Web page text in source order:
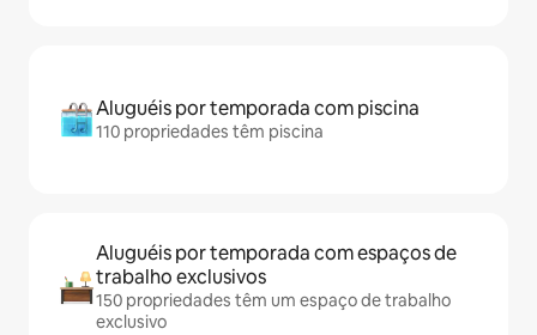
Aluguéis por temporada com piscina
110 propriedades têm piscina
Aluguéis por temporada com espaços de
trabalho exclusivos
150 propriedades têm um espaço de trabalho
exclusivo